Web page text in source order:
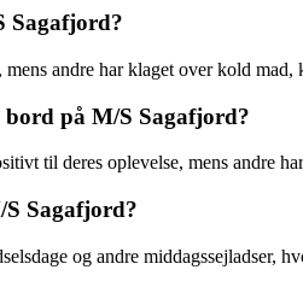
Sagafjord?
andre har klaget over kold
på M/S Sagafjord?
til deres oplevelse, mens andre
Sagafjord?
og andre middagssejladser,